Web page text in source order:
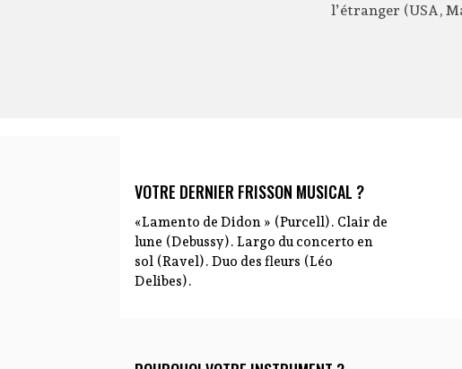
l’étranger (USA,
VOTRE DERNIER FRISSON MUSICAL ?
«Lamento de Didon » (Purcell). Clair de
lune (Debussy). Largo du concerto en
sol (Ravel). Duo des fleurs (Léo
Delibes).